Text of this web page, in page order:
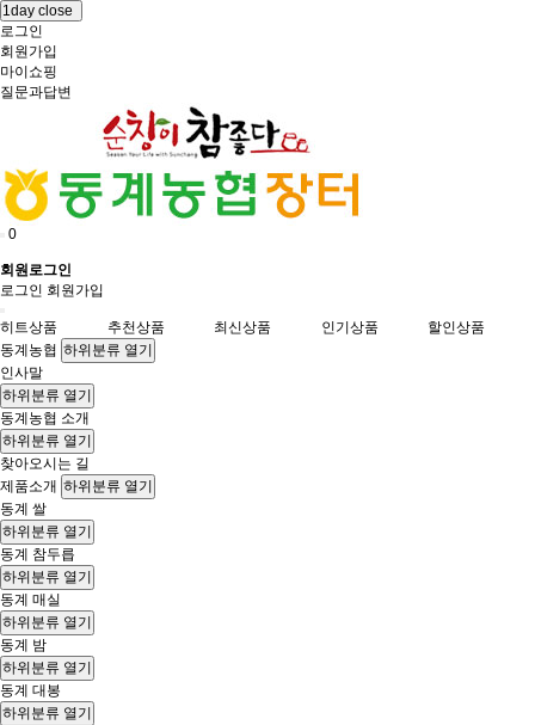
1day close
로그인
회원가입
마이쇼핑
질문과답변
0
회원로그인
로그인 회원가입
히트상품 추천상품 최신상품 인기상품
할인상품
동계농협 하위분류 열기
인사말
하위분류 열기
동계농협 소개
하위분류 열기
찾아오시는 길
제품소개 하위분류 열기
동계 쌀
하위분류 열기
동계 참두릅
하위분류 열기
동계 매실
하위분류 열기
동계 밤
하위분류 열기
동계 대봉
하위분류 열기